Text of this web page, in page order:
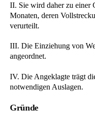
II. Sie wird daher zu einer
Monaten, deren
verurteilt.
III. Die Einziehung von
angeordnet.
IV. Die Angeklagte trägt
notwendigen Auslagen.
Gründe